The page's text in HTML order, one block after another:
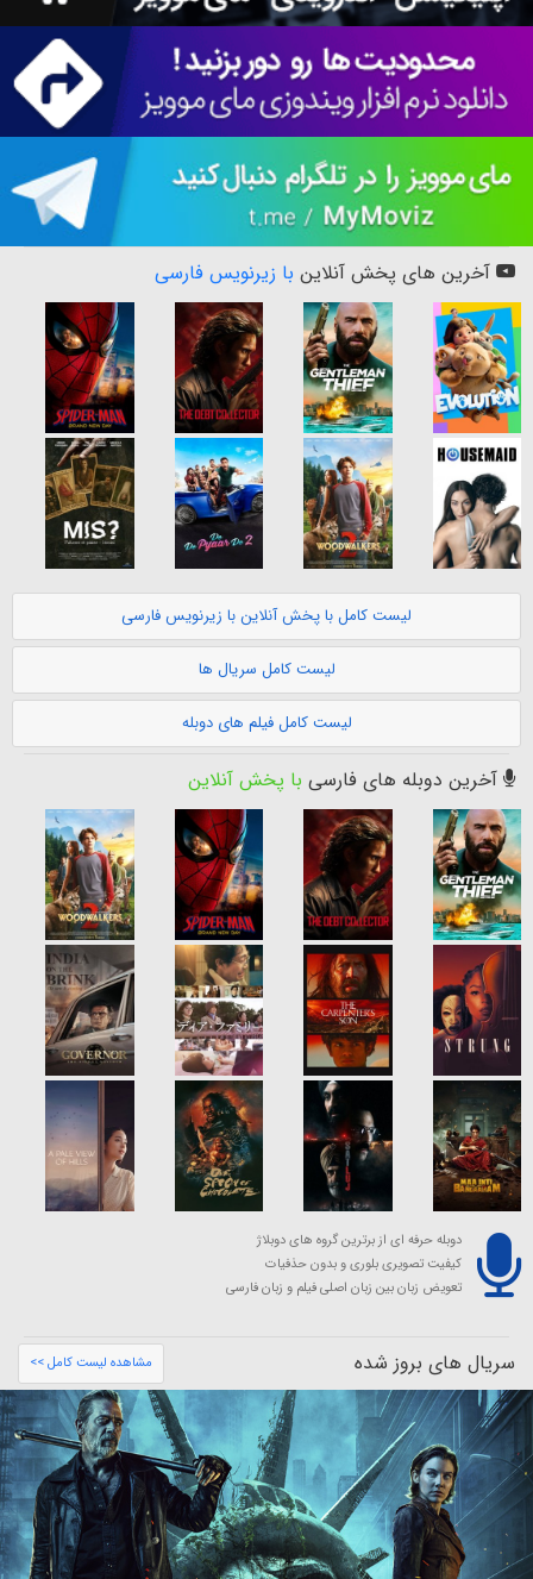
آخرین های پخش آنلاین با زیرنویس فارسی
لیست کامل با پخش آنلاین با زیرنویس فارسی
لیست کامل سریال ها
لیست کامل فیلم های دوبله
آخرین دوبله های فارسی با پخش آنلاین
دوبله حرفه ای از برترین گروه های دوبلاژ
کیفیت تصویری بلوری و بدون حذفیات
تعویض زبان بین زبان اصلی فیلم و زبان فارسی
سریال های بروز شده مشاهده لیست کامل >>